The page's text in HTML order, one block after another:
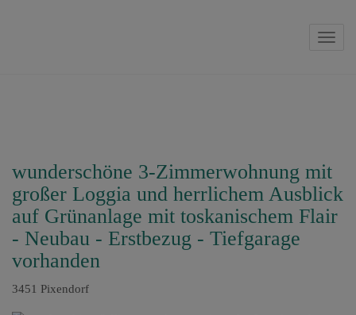
wunderschöne 3-Zimmerwohnung mit
großer Loggia und herrlichem Ausblick
auf Grünanlage mit toskanischem Flair
- Neubau - Erstbezug - Tiefgarage
vorhanden
3451 Pixendorf